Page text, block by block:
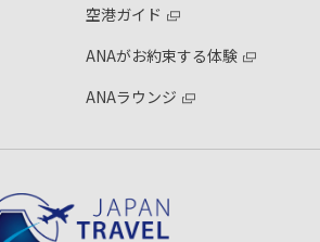
空港ガイド
ANAがお約束する体験
ANAラウンジ